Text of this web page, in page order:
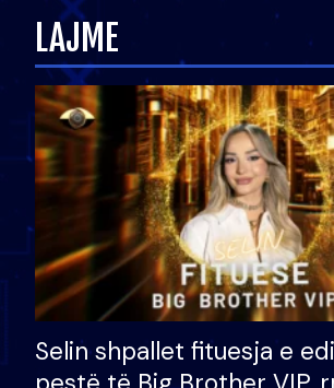
LAJME
Selin shpallet fituesja e